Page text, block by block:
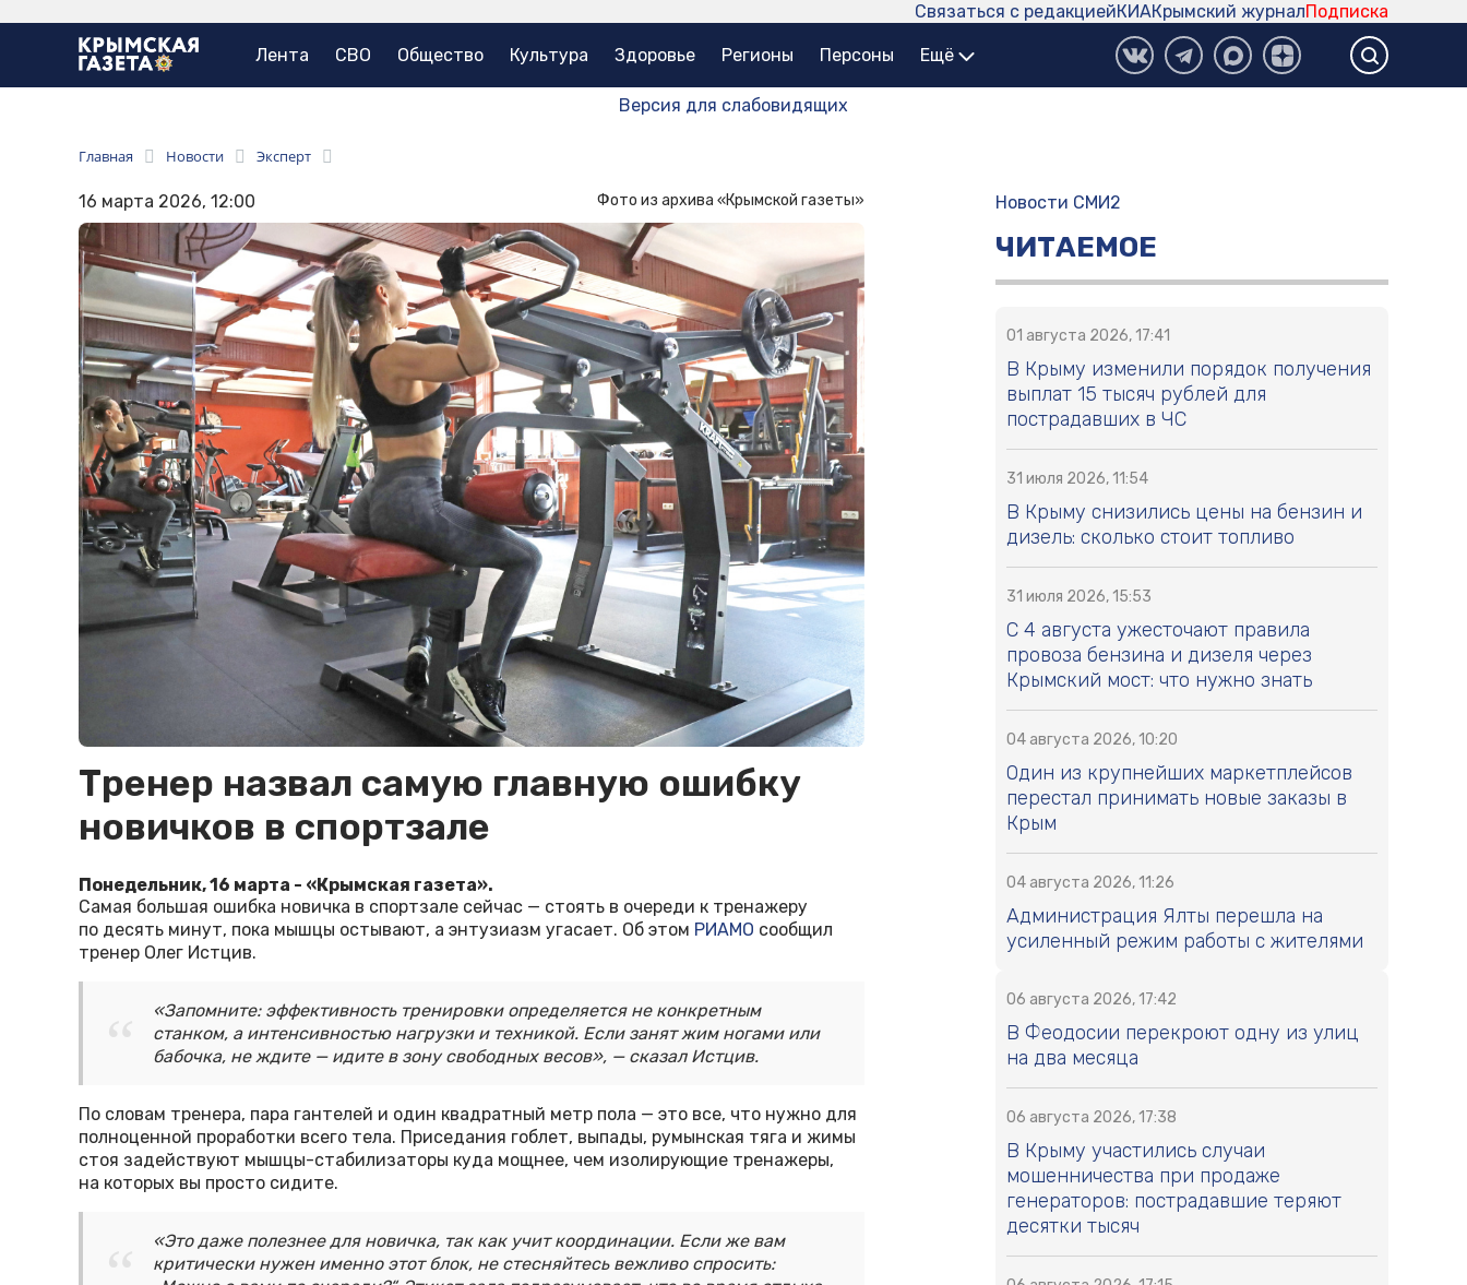
Подписка
Крымский журнал
КИА
Связаться с редакцией
Лента СВО Общество Культура Здоровье Регионы Персоны Ещё
Версия для слабовидящих
Главная Новости Эксперт
16 марта 2026, 12:00 Фото из архива «Крымской газеты»
Тренер назвал самую главную ошибку
новичков в спортзале
Понедельник, 16 марта - «Крымская газета».
Самая большая ошибка новичка в спортзале сейчас — стоять в очереди к тренажеру
по десять минут, пока мышцы остывают, а энтузиазм угасает. Об этом РИАМО сообщил
тренер Олег Истцив.
«Запомните: эффективность тренировки определяется не конкретным
станком, а интенсивностью нагрузки и техникой. Если занят жим ногами или
бабочка, не ждите — идите в зону свободных весов», — сказал Истцив.
По словам тренера, пара гантелей и один квадратный метр пола — это все, что нужно для
полноценной проработки всего тела. Приседания гоблет, выпады, румынская тяга и жимы
стоя задействуют мышцы-стабилизаторы куда мощнее, чем изолирующие тренажеры,
на которых вы просто сидите.
«Это даже полезнее для новичка, так как учит координации. Если же вам
критически нужен именно этот блок, не стесняйтесь вежливо спросить:
Новости СМИ2
ЧИТАЕМОЕ
01 августа 2026, 17:41
В Крыму изменили порядок получения
выплат 15 тысяч рублей для
пострадавших в ЧС
31 июля 2026, 11:54
В Крыму снизились цены на бензин и
дизель: сколько стоит топливо
31 июля 2026, 15:53
С 4 августа ужесточают правила
провоза бензина и дизеля через
Крымский мост: что нужно знать
04 августа 2026, 10:20
Один из крупнейших маркетплейсов
перестал принимать новые заказы в
Крым
04 августа 2026, 11:26
Администрация Ялты перешла на
усиленный режим работы с жителями
06 августа 2026, 17:42
В Феодосии перекроют одну из улиц
на два месяца
06 августа 2026, 17:38
В Крыму участились случаи
мошенничества при продаже
генераторов: пострадавшие теряют
десятки тысяч